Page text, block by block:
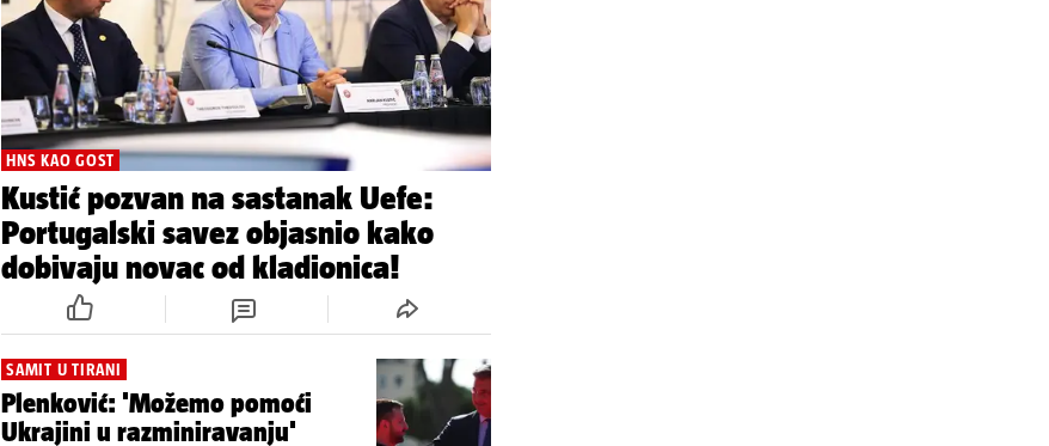
HNS KAO GOST
Kustić pozvan na sastanak Uefe:
Portugalski savez objasnio kako
dobivaju novac od kladionica!
SAMIT U TIRANI
Plenković: 'Možemo pomoći
Ukrajini u razminiravanju'